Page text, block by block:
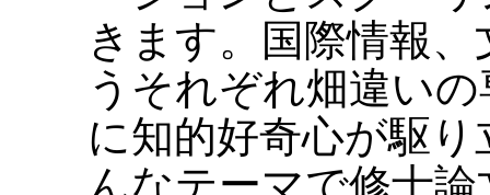
きます。国際情報
うそれぞれ畑違い
に知的好奇心が駆
んなテーマで修士